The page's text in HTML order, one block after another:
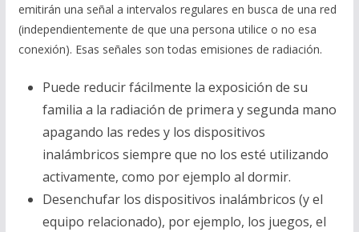
emitirán una señal a intervalos regulares en busca de una red
(independientemente de que una persona utilice o no esa
conexión). Esas señales son todas emisiones de radiación.
Puede reducir fácilmente la exposición de su
familia a la radiación de primera y segunda mano
apagando las redes y los dispositivos
inalámbricos siempre que no los esté utilizando
activamente, como por ejemplo al dormir.
Desenchufar los dispositivos inalámbricos (y el
equipo relacionado), por ejemplo, los juegos, el